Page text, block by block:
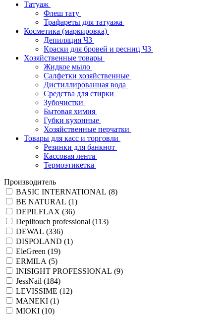
Татуаж
Флеш тату
Трафареты для татуажа
Косметика (маркировка)
Депиляция ЧЗ
Краски для бровей и ресниц ЧЗ
Хозяйственные товары
Жидкое мыло
Салфетки хозяйственные
Дистиллированная вода
Средства для стирки
Зубочистки
Бытовая химия
Губки кухонные
Хозяйственные перчатки
Товары для касс и торговли
Резинки для банкнот
Кассовая лента
Термоэтикетка
Производитель
BASIC INTERNATIONAL (8)
BE NATURAL (1)
DEPILFLAX (36)
Depiltouch professional (113)
DEWAL (336)
DISPOLAND (1)
EleGreen (19)
ERMILA (5)
INISIGHT PROFESSIONAL (9)
JessNail (184)
LEVISSIME (12)
MANEKI (1)
MIOKI (10)